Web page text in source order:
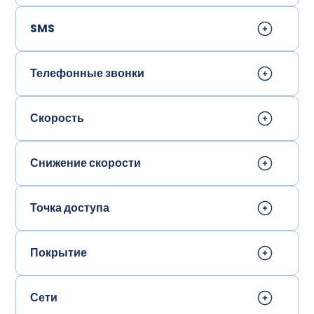
SMS
Телефонные звонки
Скорость
Снижение скорости
Точка доступа
Покрытие
Сети